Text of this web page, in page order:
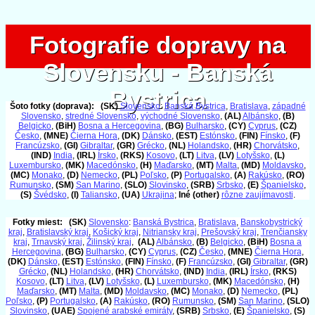
Fotografie dopravy na
Slovensku - Banská
Bystrica
Fotografie dopravy na
Slovensku - Banská
Bystrica
Šoto fotky (doprava): (SK) Slovensko:Banská Bystrica, Bratislava, západné
Slovensko, stredné Slovensko, východné Slovensko, (AL)Albánsko, (B)
Belgicko, (BiH) Bosna a Hercegovina, (BG) Bulharsko, (CY) Cyprus, (CZ)
Česko, (MNE) Čierna Hora, (DK) Dánsko, (EST) Estónsko, (FIN) Fínsko, (F)
Francúzsko, (GI) Gibraltar, (GR) Grécko, (NL) Holandsko, (HR) Chorvátsko,
(IND) India, (IRL) Írsko, (RKS) Kosovo, (LT) Litva, (LV) Lotyšsko, (L)
Luxembursko, (MK) Macedónsko, (H) Maďarsko, (MT) Malta, (MD) Moldavsko,
(MC) Monako, (D) Nemecko, (PL) Poľsko, (P) Portugalsko, (A) Rakúsko, (RO)
Rumunsko, (SM) San Marino, (SLO) Slovinsko, (SRB) Srbsko, (E) Španielsko,
(S) Švédsko, (I) Taliansko, (UA) Ukrajina; Iné (other) rôzne zaujímavosti.
Fotky miest: (SK) Slovensko: Banská Bystrica, Bratislava, Banskobystrický
kraj, Bratislavský kraj, Košický kraj, Nitriansky kraj, Prešovský kraj, Trenčiansky
kraj, Trnavský kraj, Žilinský kraj, (AL)Albánsko, (B) Belgicko, (BiH) Bosna a
Hercegovina, (BG) Bulharsko, (CY) Cyprus, (CZ) Česko, (MNE) Čierna Hora,
(DK) Dánsko, (EST) Estónsko, (FIN) Fínsko, (F) Francúzsko, (GI) Gibraltar, (GR)
Grécko, (NL) Holandsko, (HR) Chorvátsko, (IND) India, (IRL) Írsko, (RKS)
Kosovo, (LT) Litva, (LV) Lotyšsko, (L) Luxembursko, (MK) Macedónsko, (H)
Maďarsko, (MT) Malta, (MD) Moldavsko, (MC) Monako, (D) Nemecko, (PL)
Poľsko, (P) Portugalsko, (A) Rakúsko, (RO) Rumunsko, (SM) San Marino, (SLO)
Slovinsko, (UAE) Spojené arabské emiráty, (SRB) Srbsko, (E) Španielsko, (S)